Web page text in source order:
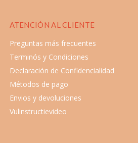
ATENCIÓN AL CLIENTE
Preguntas más frecuentes
Terminós y Condiciones
Declaración de Confidencialidad
Métodos de pago
Envios y devoluciones
Vulinstructievideo